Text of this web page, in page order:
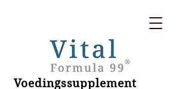
Voedingssupplement